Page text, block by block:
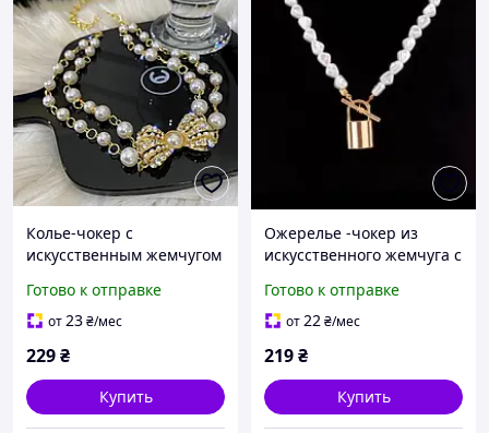
Колье-чокер с
искусственным жемчугом
банта
Готово к отправке
от23₴/мес
229₴
Купить
Ожерелье -чокер из
искусственного жемчуга с
Готово к отправке
от22₴/мес
219₴
Купить